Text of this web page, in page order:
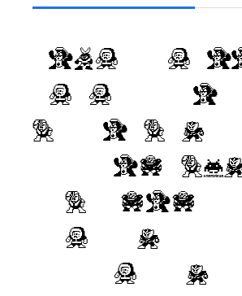
of full
limited
included
no